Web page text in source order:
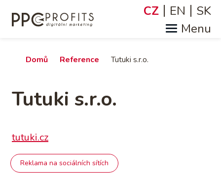
hlavnímu
Jazyky
CZ EN SK
Drobečková
Domů Reference Tutuki s.r.o.
Tutuki s.r.o.
tutuki.cz
Reklama na sociálních sítích